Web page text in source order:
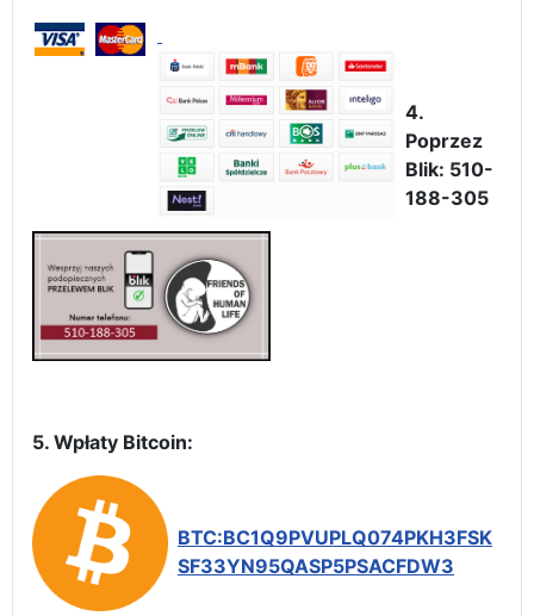
4.
Poprzez
Blik: 510-
188-305
5. Wpłaty Bitcoin:
BTC:BC1Q9PVUPLQ074PKH3FSK
SF33YN95QASP5PSACFDW3